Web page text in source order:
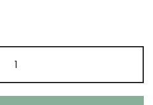
wattenschijfje
eucalyptus